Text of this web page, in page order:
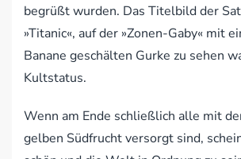
begrüßt wurden. Das Titelbild der
»Titanic«, auf der »Zonen-Gaby« mit
Banane geschälten Gurke zu sehen
Kultstatus.
Wenn am Ende schließlich alle mit
gelben Südfrucht versorgt sind,